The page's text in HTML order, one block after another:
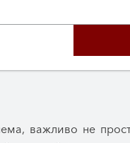
важливо не